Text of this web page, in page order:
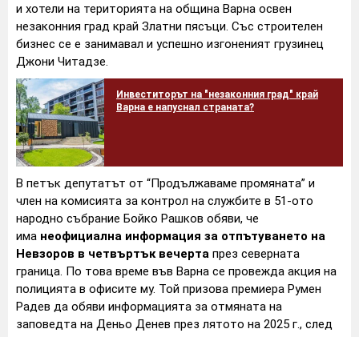
и хотели на територията на община Варна освен
незаконния град край Златни пясъци. Със строителен
бизнес се е занимавал и успешно изгоненият грузинец
Джони Читадзе.
Инвеститорът на "незаконния град" край
Варна е напуснал страната?
В петък депутатът от “Продължаваме промяната” и
член на комисията за контрол на службите в 51-ото
народно събрание Бойко Рашков обяви, че
има неофициална информация за отпътуването на
Невзоров в четвъртък вечерта през северната
граница. По това време във Варна се провежда акция на
полицията в офисите му. Той призова премиера Румен
Радев да обяви информацията за отмяната на
заповедта на Деньо Денев през лятото на 2025 г., след